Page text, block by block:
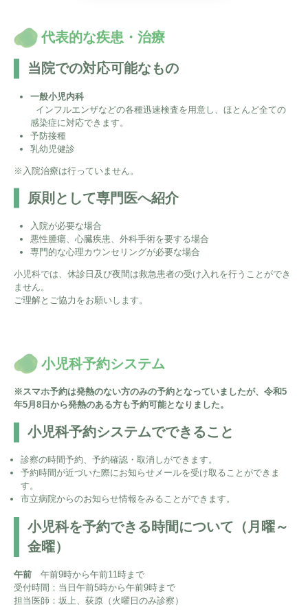
代表的な疾患・治療
当院での対応可能なもの
一般小児内科
インフルエンザなどの各種迅速検査を用意し、ほとんど全ての
感染症に対応できます。
予防接種
乳幼児健診
※入院治療は行っていません。
原則として専門医へ紹介
入院が必要な場合
悪性腫瘍、心臓疾患、外科手術を要する場合
専門的な心理カウンセリングが必要な場合
小児科では、休診日及び夜間は救急患者の受け入れを行うことができ
ません。
ご理解とご協力をお願いします。
小児科予約システム
※スマホ予約は発熱のない方のみの予約となっていましたが、令和5
年5月8日から発熱のある方も予約可能となりました。
小児科予約システムでできること
診察の時間予約、予約確認・取消しができます。
予約時間が近づいた際にお知らせメールを受け取ることができま
す。
市立病院からのお知らせ情報をみることができます。
小児科を予約できる時間について（月曜～
金曜）
午前 午前9時から午前11時まで
受付時間：当日午前5時から午前9時まで
担当医師：坂上、荻原（火曜日のみ診察）